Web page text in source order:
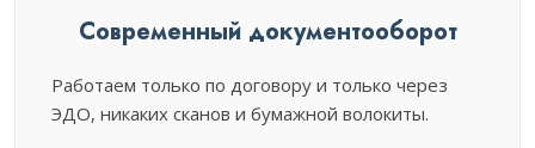
Современный документооборот
Работаем только по договору и только через
ЭДО, никаких сканов и бумажной волокиты.